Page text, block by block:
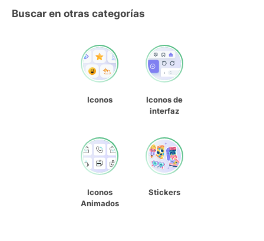
Buscar en otras categorías
Iconos
Iconos de
interfaz
Iconos
Animados
Stickers